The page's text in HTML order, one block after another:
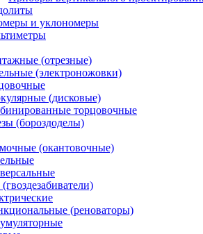
и уклономеры
(отрезные)
(электроножовки)
(дисковые)
торцовочные
(бороздоделы)
(окантовочные)
(реноваторы)